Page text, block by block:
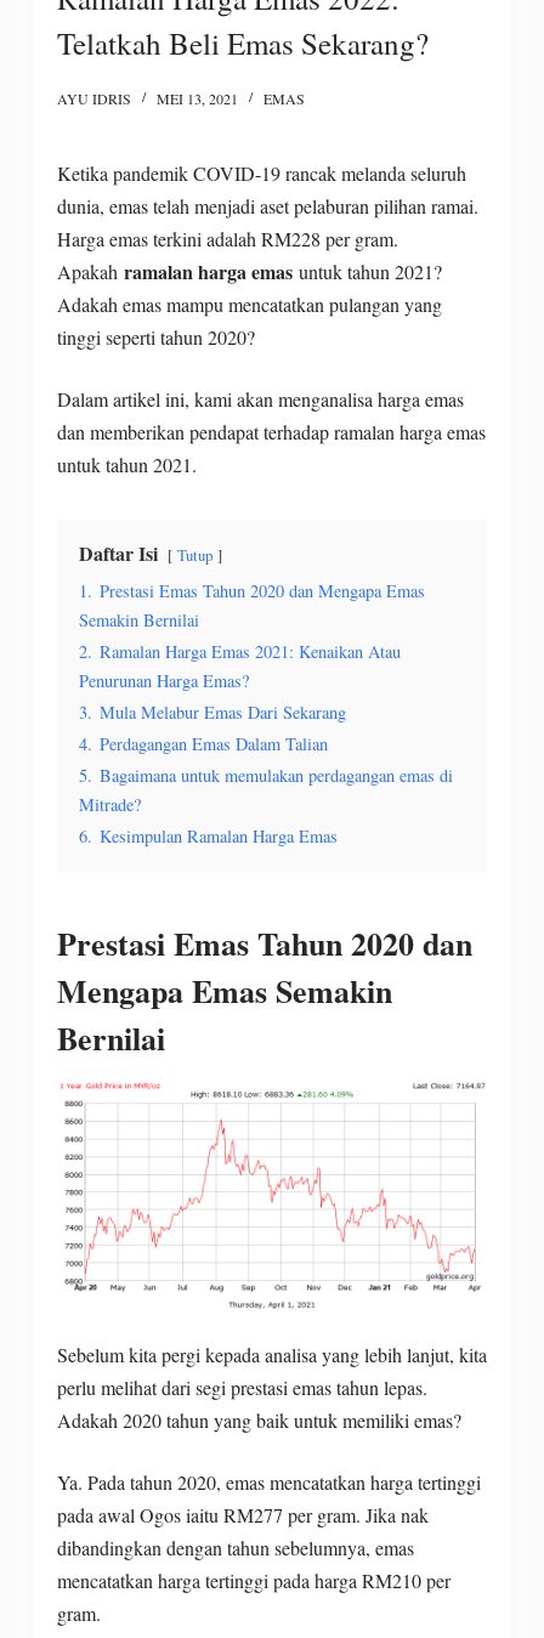
Telatkah Beli Emas Sekarang?
AYU IDRIS MEI 13, 2021 EMAS
Ketika pandemik COVID-19 rancak melanda seluruh
dunia, emas telah menjadi aset pelaburan pilihan ramai.
Harga emas terkini adalah RM228 per gram.
Apakah ramalan harga emasuntuk tahun 2021?
Adakah emas mampu mencatatkan pulangan yang
tinggi seperti tahun 2020?
Dalam artikel ini, kami akan menganalisa harga emas
dan memberikan pendapat terhadap ramalan harga emas
untuk tahun 2021.
Daftar Isi Tutup
1. Prestasi Emas Tahun 2020 dan Mengapa Emas
Semakin Bernilai
2. Ramalan Harga Emas 2021: Kenaikan Atau
Penurunan Harga Emas?
3. Mula Melabur Emas Dari Sekarang
4. Perdagangan Emas Dalam Talian
5. Bagaimana untuk memulakan perdagangan emas di
Mitrade?
6. Kesimpulan Ramalan Harga Emas
Prestasi Emas Tahun 2020 dan
Mengapa Emas Semakin
Bernilai
Sebelum kita pergi kepada analisa yang lebih lanjut, kita
perlu melihat dari segi prestasi emas tahun lepas.
Adakah 2020 tahun yang baik untuk memiliki emas?
Ya. Pada tahun 2020, emas mencatatkan harga tertinggi
pada awal Ogos iaitu RM277 per gram. Jika nak
dibandingkan dengan tahun sebelumnya, emas
mencatatkan harga tertinggi pada harga RM210 per
gram.